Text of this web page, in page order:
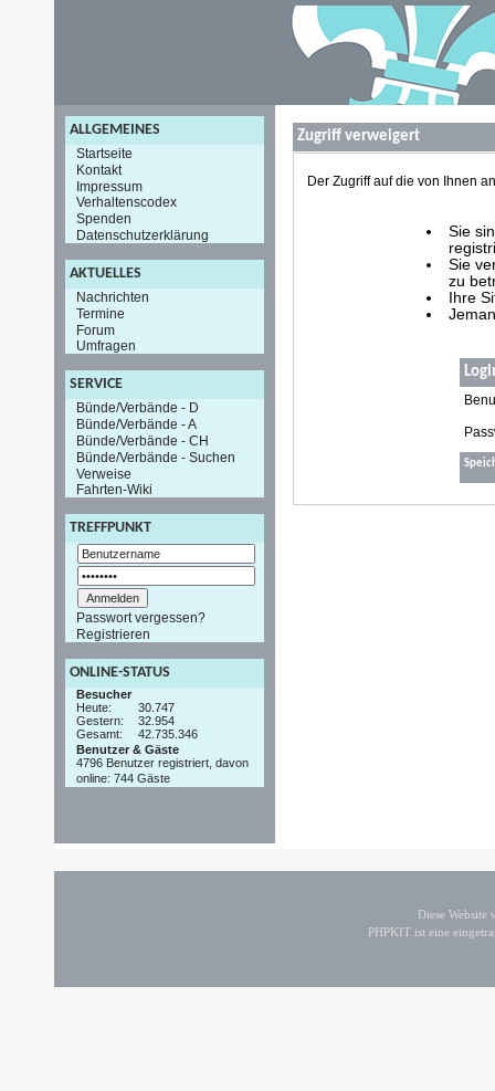
ALLGEMEINES
Startseite
Kontakt
Impressum
Verhaltenscodex
Spenden
Datenschutzerklärung
AKTUELLES
Nachrichten
Termine
Forum
Umfragen
SERVICE
Bünde/Verbände - D
Bünde/Verbände - A
Bünde/Verbände - CH
Bünde/Verbände - Suchen
Verweise
Fahrten-Wiki
TREFFPUNKT
Passwort vergessen?
Registrieren
ONLINE-STATUS
Besucher
Heute:
30.747
Gestern:
32.954
Gesamt:
42.735.346
Benutzer & Gäste
4796 Benutzer registriert, davon
online: 744 Gäste
Zugriff verweigert
Der Zugriff auf die von Ihnen
Sie
Sie
zu
Ihre
Diese
PHPKIT ist eine